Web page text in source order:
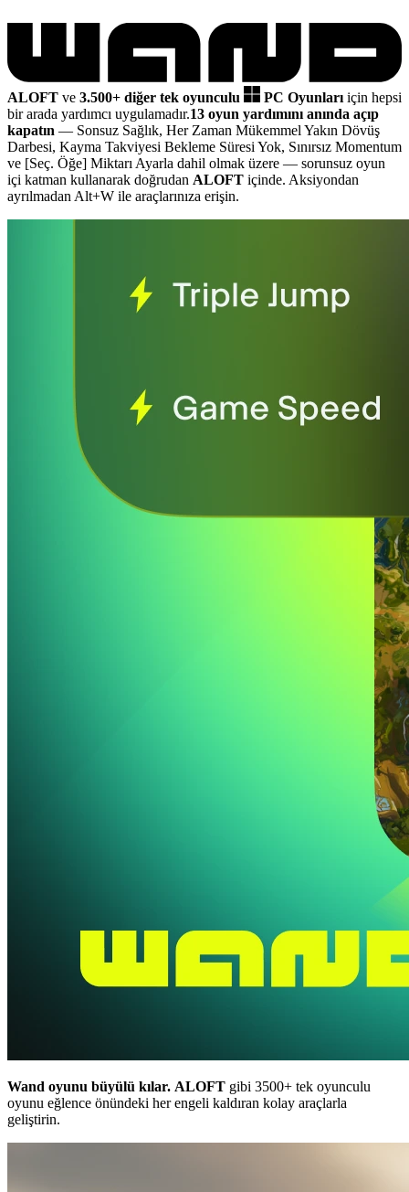
ALOFT ve 3.500+ diğer tek oyunculu PC Oyunları için hepsi
bir arada yardımcı uygulamadır.13 oyun yardımını anında açıp
kapatın — Sonsuz Sağlık, Her Zaman Mükemmel Yakın Dövüş
Darbesi, Kayma Takviyesi Bekleme Süresi Yok, Sınırsız Momentum
ve [Seç. Öğe] Miktarı Ayarla dahil olmak üzere — sorunsuz oyun
içi katman kullanarak doğrudan ALOFT içinde. Aksiyondan
ayrılmadan Alt+W ile araçlarınıza erişin.
Wand oyunu büyülü kılar. ALOFT gibi 3500+ tek oyunculu
oyunu eğlence önündeki her engeli kaldıran kolay araçlarla
geliştirin.